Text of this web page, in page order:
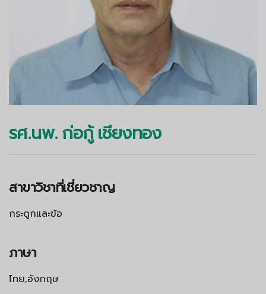
รศ.นพ. ก่อกู้ เชียงทอง
สาขาวิชาที่เชี่ยวชาญ
กระดูกและข้อ
ภาษา
ไทย,อังกฤษ